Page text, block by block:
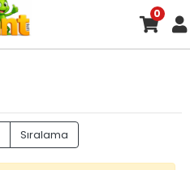
0
Sıralama